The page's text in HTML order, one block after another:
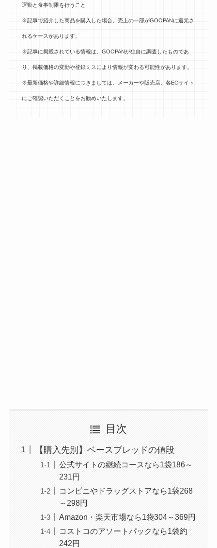
運動と食事制限を行うこと
※記事で紹介した商品を購入した場合、売上の一部がGOOPANに還元さ
れるケースがあります。
※記事に掲載されている情報は、GOOPANが独自に調査したものであ
り、掲載価格の変動や登録ミスにより情報が変わる可能性があります。
※最新価格や詳細情報につきましては、メーカーや販売店、各ECサイト
にご確認いただくことをお勧めいたします。
目次
【購入先別】ベースブレッドの値段
公式サイトの継続コースなら1袋186～
231円
コンビニやドラッグストアなら1袋268
～298円
Amazon・楽天市場なら1袋304～369円
コストコのアソートパックなら1袋約
242円